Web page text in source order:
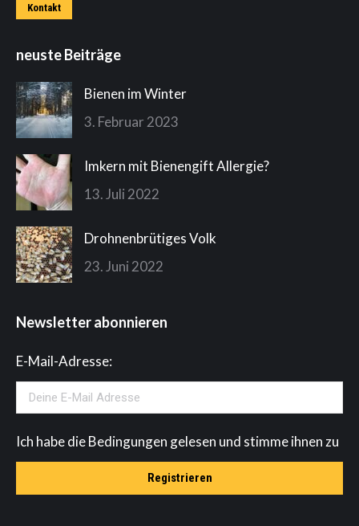
Kontakt
neuste Beiträge
Bienen im Winter
3. Februar 2023
Imkern mit Bienengift Allergie?
13. Juli 2022
Drohnenbrütiges Volk
23. Juni 2022
Newsletter abonnieren
E-Mail-Adresse:
Ich habe die Bedingungen gelesen und stimme ihnen zu